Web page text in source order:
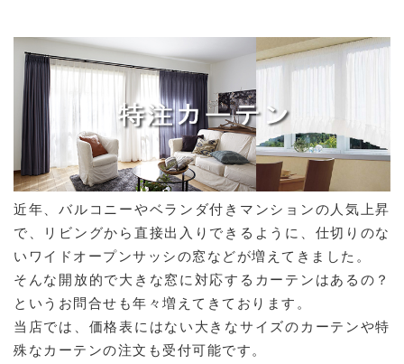
近年、バルコニーやベランダ付きマンションの人気上昇
で、リビングから直接出入りできるように、仕切りのな
いワイドオープンサッシの窓などが増えてきました。
そんな開放的で大きな窓に対応するカーテンはあるの？
というお問合せも年々増えてきております。
当店では、価格表にはない大きなサイズのカーテンや特
殊なカーテンの注文も受付可能です。